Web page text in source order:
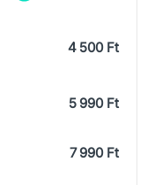
4 500 Ft
5 990 Ft
7 990 Ft